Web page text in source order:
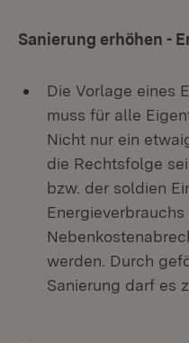
Sanierung erhöhen -
Die Vorlage eines
muss für alle
Nicht nur ein
die Rechtsfolge
bzw. der soldien
werden. Durch
Sanierung darf es